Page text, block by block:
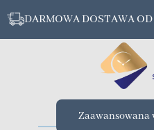
DARMOWA DOSTAWA